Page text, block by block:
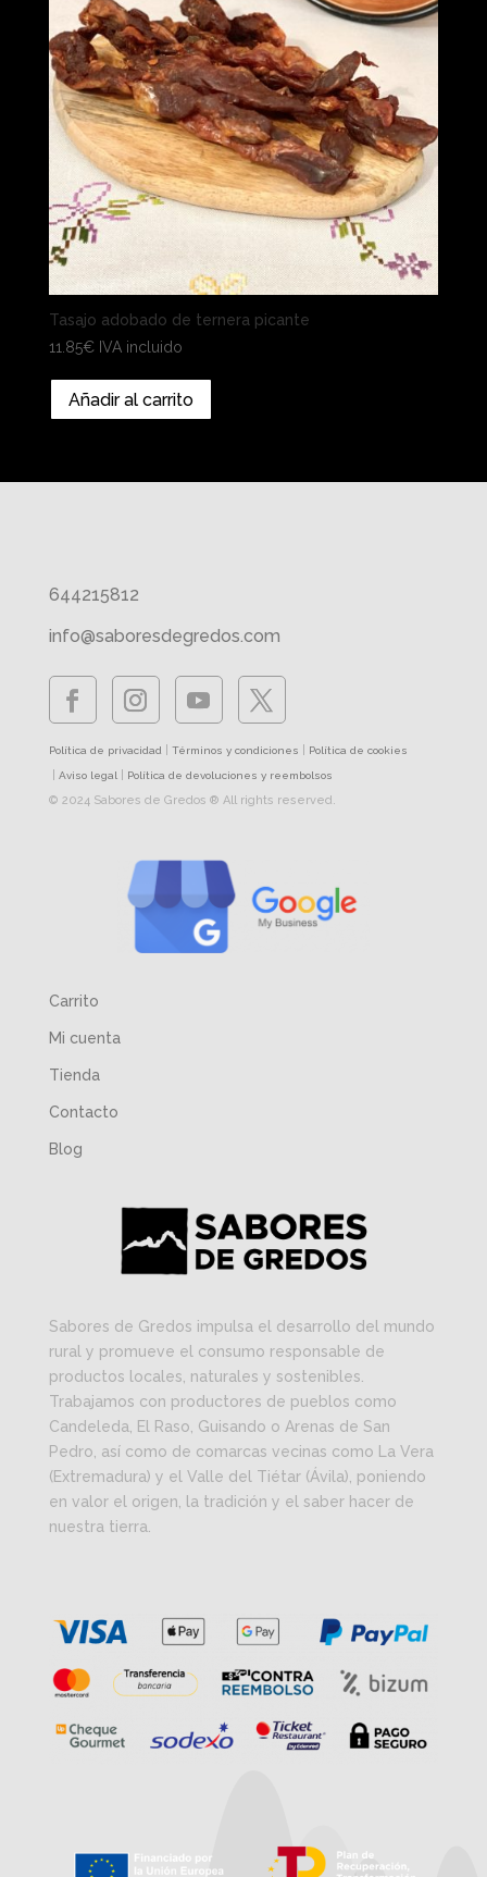
Tasajo adobado de ternera picante
11.85€ IVA incluido
Añadir al carrito
644215812
info@saboresdegredos.com
Política de privacidad Términos y condiciones Política de cookies
Aviso legal Política de devoluciones y reembolsos
© 2024 Sabores de Gredos ® All rights reserved.
Carrito
Mi cuenta
Tienda
Contacto
Blog
Sabores de Gredos impulsa el desarrollo del mundo
rural y promueve el consumo responsable de
productos locales, naturales y sostenibles.
Trabajamos con productores de pueblos como
Candeleda, El Raso, Guisando o Arenas de San
Pedro, así como de comarcas vecinas como La Vera
(Extremadura) y el Valle del Tiétar (Ávila), poniendo
en valor el origen, la tradición y el saber hacer de
nuestra tierra.